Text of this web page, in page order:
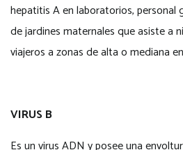
hepatitis A en laboratorios, personal
de jardines maternales que asiste a
viajeros a zonas de alta o mediana
VIRUS B
Es un virus ADN y posee una